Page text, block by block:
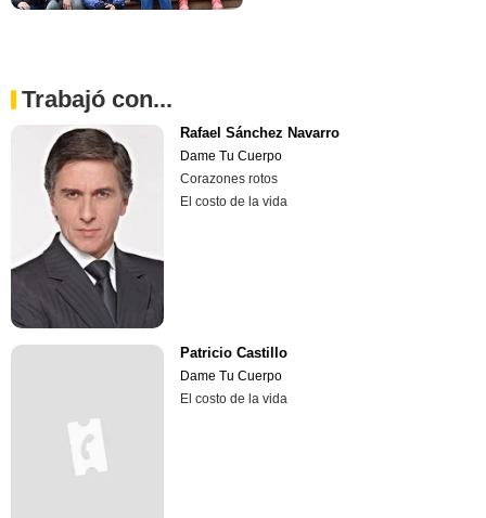
Trabajó con...
Rafael Sánchez Navarro
Dame Tu Cuerpo
Corazones rotos
El costo de la vida
Patricio Castillo
Dame Tu Cuerpo
El costo de la vida